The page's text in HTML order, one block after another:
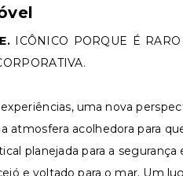
ICÔNICO PORQUE É
uma nova
atmosfera acolhedora para
planejada para a
e voltado para o mar. Um